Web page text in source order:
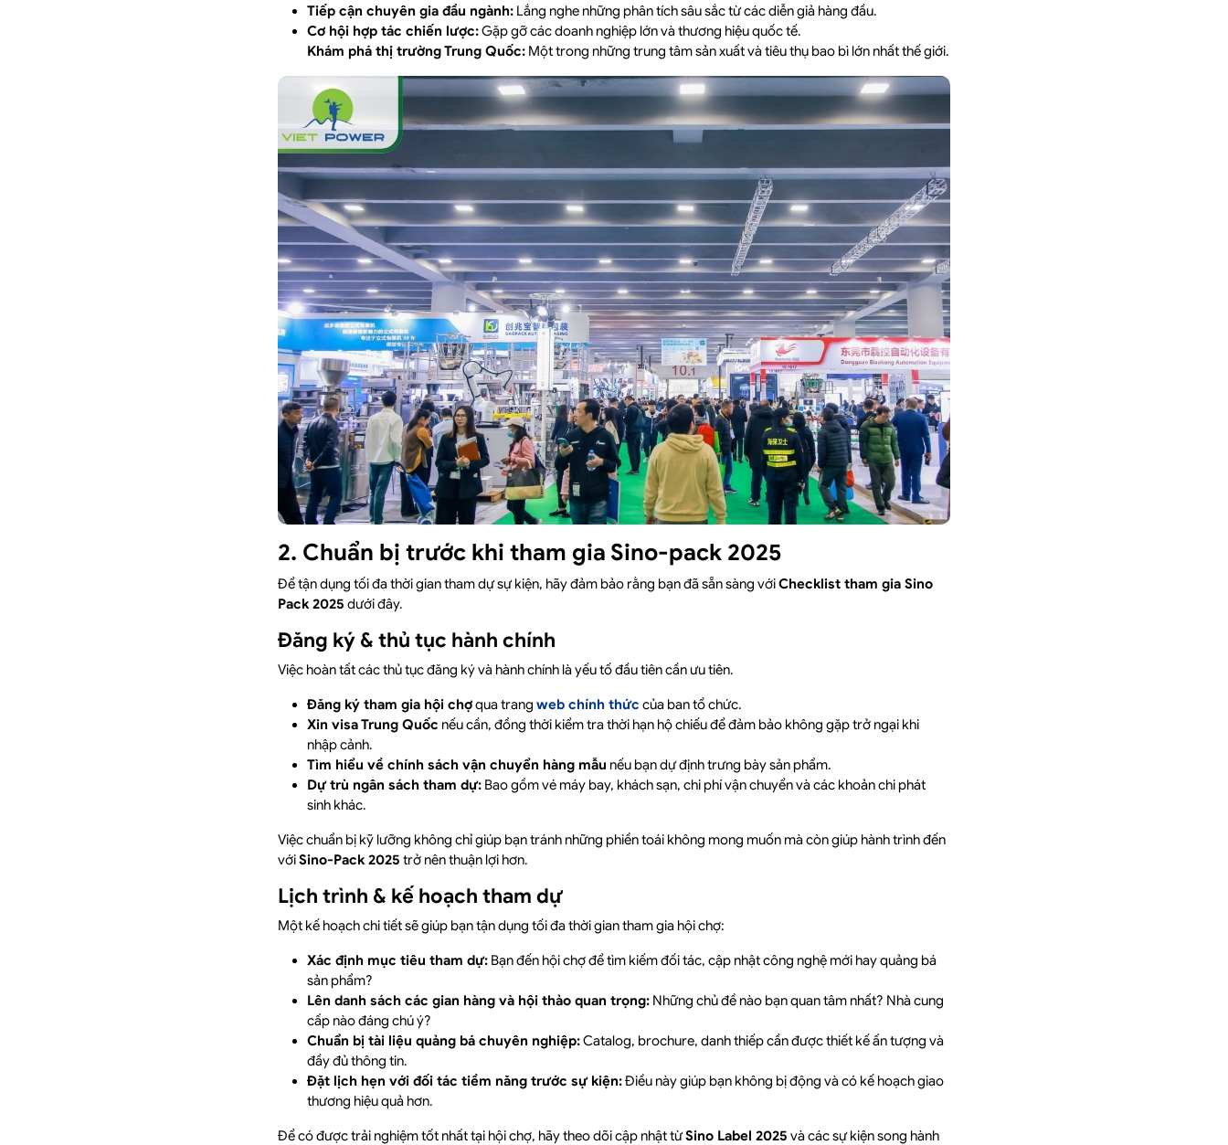
Tiếp cận chuyên gia đầu ngành: Lắng nghe những phân tích sâu sắc từ các diễn giả hàng đầu.
Cơ hội hợp tác chiến lược:Gặp gỡ các doanh nghiệp lớn và thương hiệu quốc tế.
Khám phá thị trường Trung Quốc: Một trong những trung tâm sản xuất và tiêu thụ bao bì lớn nhất thế giới.
2. Chuẩn bị trước khi tham gia Sino-pack 2025
Để tận dụng tối đa thời gian tham dự sự kiện, hãy đảm bảo rằng bạn đã sẵn sàng vớiChecklist tham gia Sino
Pack 2025 dưới đây.
Đăng ký & thủ tục hành chính
Việc hoàn tất các thủ tục đăng ký và hành chính là yếu tố đầu tiên cần ưu tiên.
Đăng ký tham gia hội chợqua trang web chính thức của ban tổ chức.
Xin visa Trung Quốc nếu cần, đồng thời kiểm tra thời hạn hộ chiếu để đảm bảo không gặp trở ngại khi
nhập cảnh.
Tìm hiểu về chính sách vận chuyển hàng mẫu nếu bạn dự định trưng bày sản phẩm.
Dự trù ngân sách tham dự: Bao gồm vé máy bay, khách sạn, chi phí vận chuyển và các khoản chi phát
sinh khác.
Việc chuẩn bị kỹ lưỡng không chỉ giúp bạn tránh những phiền toái không mong muốn mà còn giúp hành trình đến
vớiSino-Pack 2025 trở nên thuận lợi hơn.
Lịch trình & kế hoạch tham dự
Một kế hoạch chi tiết sẽ giúp bạn tận dụng tối đa thời gian tham gia hội chợ:
Xác định mục tiêu tham dự: Bạn đến hội chợ để tìm kiếm đối tác, cập nhật công nghệ mới hay quảng bá
sản phẩm?
Lên danh sách các gian hàng và hội thảo quan trọng: Những chủ đề nào bạn quan tâm nhất? Nhà cung
cấp nào đáng chú ý?
Chuẩn bị tài liệu quảng bá chuyên nghiệp:Catalog, brochure, danh thiếp cần được thiết kế ấn tượng và
đầy đủ thông tin.
Đặt lịch hẹn với đối tác tiềm năng trước sự kiện:Điều này giúp bạn không bị động và có kế hoạch giao
thương hiệu quả hơn.
Để có được trải nghiệm tốt nhất tại hội chợ, hãy theo dõi cập nhật từSino Label 2025 và các sự kiện song hành